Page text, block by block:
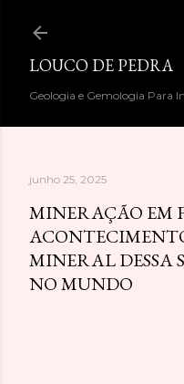
LOUCO DE PEDRA
Geologia e Gemologia Para
junho 25, 2025
MINERAÇÃO EM
MINERAL DESSA
NO MUNDO